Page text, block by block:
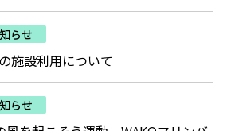
らせ
施設利用について
らせ